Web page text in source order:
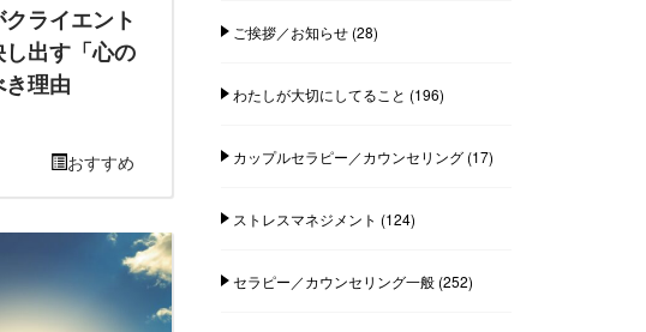
ライエント
出す「心の
理由
おすすめ
ご挨拶／お知らせ(28)
わたしが大切にしてること (196)
カップルセラピー／カウンセリング(17)
ストレスマネジメント (124)
セラピー／カウンセリング一般(252)